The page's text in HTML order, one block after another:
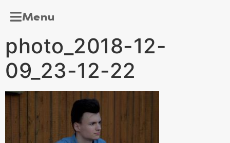
Menu
photo_2018-12-
09_23-12-22